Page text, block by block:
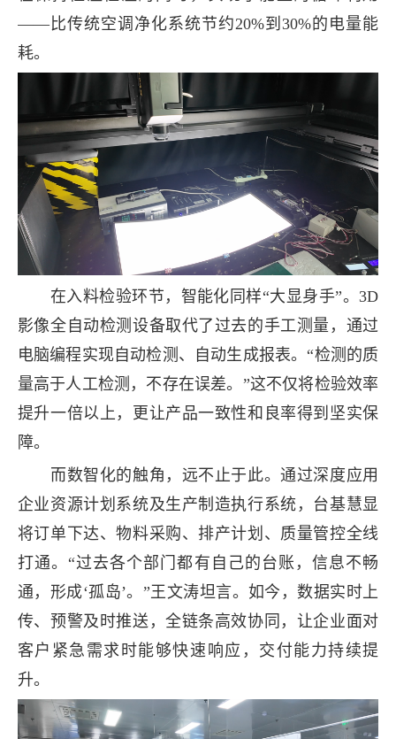
——比传统空调净化系统节约20%到30%的电量能
耗。
在入料检验环节，智能化同样“大显身手”。3D
影像全自动检测设备取代了过去的手工测量，通过
电脑编程实现自动检测、自动生成报表。“检测的质
量高于人工检测，不存在误差。”这不仅将检验效率
提升一倍以上，更让产品一致性和良率得到坚实保
障。
而数智化的触角，远不止于此。通过深度应用
企业资源计划系统及生产制造执行系统，台基慧显
将订单下达、物料采购、排产计划、质量管控全线
打通。“过去各个部门都有自己的台账，信息不畅
通，形成‘孤岛’。”王文涛坦言。如今，数据实时上
传、预警及时推送，全链条高效协同，让企业面对
客户紧急需求时能够快速响应，交付能力持续提
升。